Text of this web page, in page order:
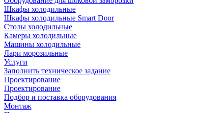
Шкафы холодильные
Шкафы холодильные Smart Door
Столы холодильные
Камеры холодильные
Машины холодильные
Лари морозильные
Услуги
Заполнить техническое задание
Проектирование
Проектирование
Подбор и поставка оборудования
Монтаж